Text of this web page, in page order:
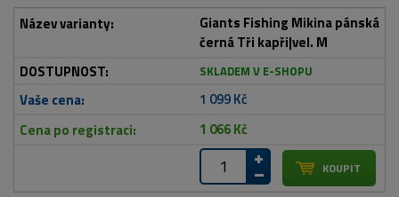
Giants Fishing Mikina pánská
černá Tři kapři|vel. M
SKLADEM V E-SHOPU
1 099 Kč
1 066 Kč